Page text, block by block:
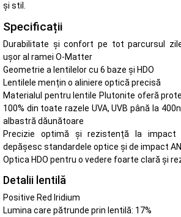
și stil.
Specificații
Durabilitate și confort pe tot parcursul
ușor al ramei O-Matter
Geometrie a lentilelor cu 6 baze și HDO
Lentilele mențin o aliniere optică precisă
Materialul pentru lentile Plutonite oferă
100% din toate razele UVA, UVB până la
albastră dăunătoare
Precizie optimă și rezistență la impact
depășesc standardele optice și de impact
Optica HDO pentru o vedere foarte clară și
Detalii lentilă
Positive Red Iridium
Lumina care pătrunde prin lentilă: 17%